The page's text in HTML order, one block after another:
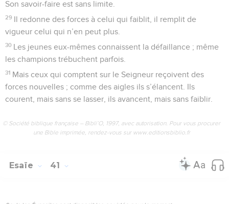
Son savoir-faire est sans limite.
29 Il redonne des forces à celui qui faiblit, il remplit de
vigueur celui qui n’en peut plus.
30 Les jeunes eux-mêmes connaissent la défaillance ; même
les champions trébuchent parfois.
31 Mais ceux qui comptent sur le Seigneur reçoivent des
forces nouvelles ; comme des aigles ils s’élancent. Ils
courent, mais sans se lasser, ils avancent, mais sans faiblir.
© Société biblique française – Bibli’O, 1997, avec autorisation. Pour vous procurer
une Bible imprimée, rendez-vous sur www.editionsbiblio.fr
Esaïe 41